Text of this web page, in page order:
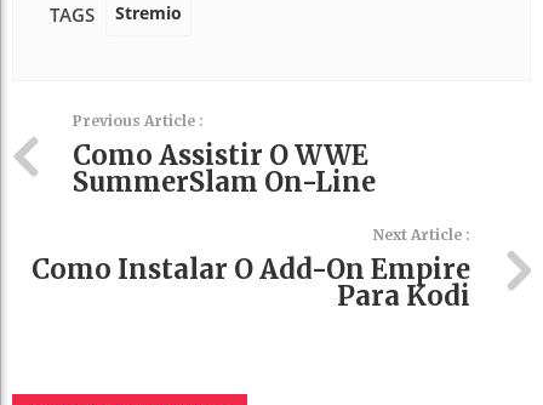
TAGS Stremio
Previous Article :
Como Assistir O WWE
SummerSlam On-Line
Next Article :
Como Instalar O Add-On Empire
Para Kodi